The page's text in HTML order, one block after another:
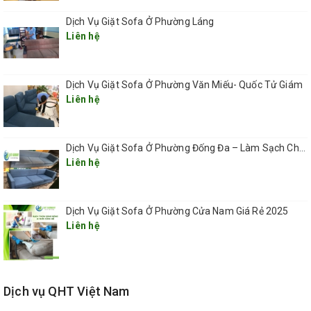
các chất bẩn và nước sau khi giặt bằng máy hút công nghiệp.
Bước 6: Xử lý kỹ lại các vết ố chưa được làm sạch bằng dung dịch
đặc biệt. Để đảm bảo ghế được làm sạch hoàn toàn.
Bước 7: Sấy khô sofa bằng máy sấy công nghiệp sau khi giặt cho
khách hàng.
Dịch Vụ Giặt Sofa Ở Phường Láng
Liên hệ
Dịch Vụ Giặt Sofa Ở Phường Văn Miếu- Quốc Tử Giám
Liên hệ
Liên hệ
Dịch Vụ Giặt Sofa Ở Phường Cửa Nam Giá Rẻ 2025
Liên hệ
Dịch vụ QHT Việt Nam